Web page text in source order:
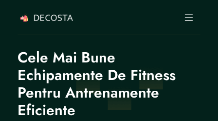
Cele Mai Bune
Echipamente De Fitness
Pentru Antrenamente
Eficiente